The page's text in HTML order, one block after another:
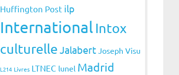
Huffington Post ilp
International Intox
culturelle Jalabert Joseph Visu
L214 Livres LTNEC lunel Madrid